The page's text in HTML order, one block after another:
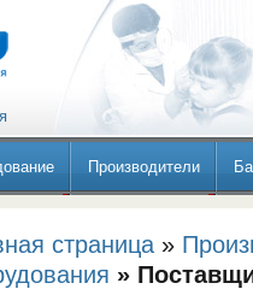
Производители
страница »
»